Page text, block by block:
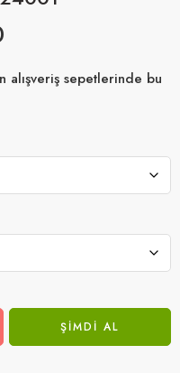
sepetlerinde bu
ŞIMDI AL